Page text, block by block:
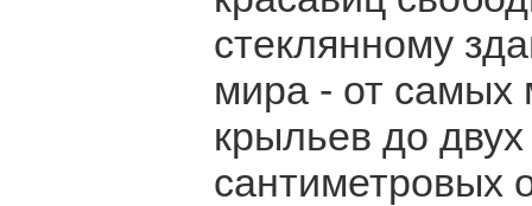
стеклянному
мира - от самых
крыльев до двух
сантиметровых